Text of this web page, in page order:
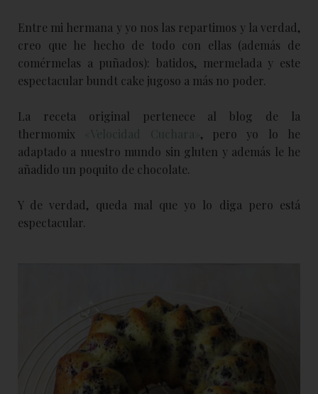
Entre mi hermana y yo nos las repartimos y la verdad,
creo que he hecho de todo con ellas (además de
comérmelas a puñados): batidos, mermelada y este
espectacular bundt cake jugoso a más no poder.
La receta original pertenece al blog de la
thermomix
«Velocidad Cuchara» , pero yo lo he
adaptado a nuestro mundo sin gluten y además le he
añadido un poquito de chocolate.
Y de verdad, queda mal que yo lo diga pero está
espectacular.